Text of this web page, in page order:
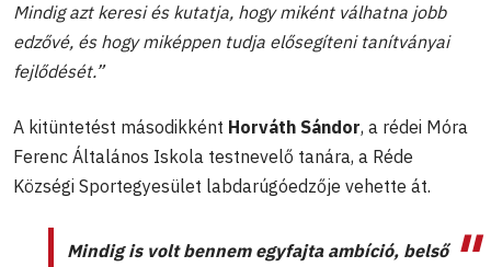
Mindig azt keresi és kutatja, hogy miként válhatna jobb
edzővé, és hogy miképpen tudja elősegíteni tanítványai
fejlődését.”
A kitüntetést másodikként Horváth Sándor, a rédei Móra
Ferenc Általános Iskola testnevelő tanára, a Réde
Községi Sportegyesület labdarúgóedzője vehette át.
Mindig is volt bennem egyfajta ambíció, belső